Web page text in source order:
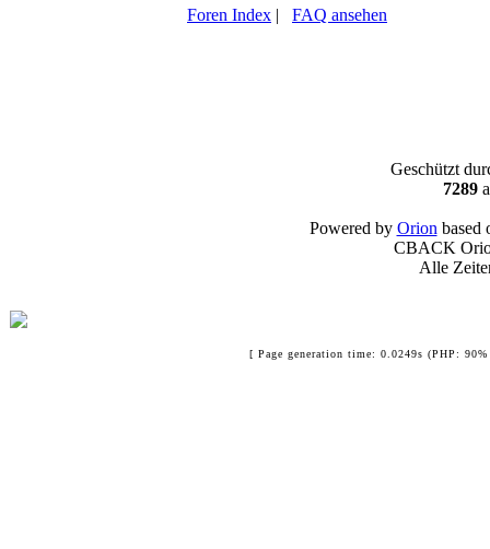
Foren Index | FAQ ansehen
Geschützt
7289
Powered by Orion based
CBACK
Alle
[ Page generation time: 0.0249s (PHP: